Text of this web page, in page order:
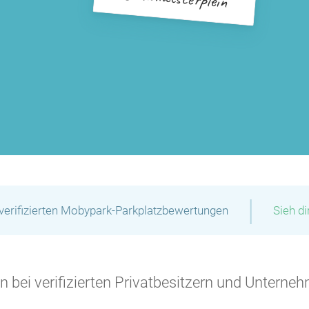
Mobypark-Parkplatzbewertungen | Sieh
bei verifizierten Privatbesitzern und
P